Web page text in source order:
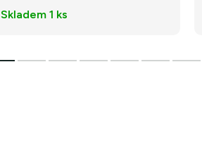
Skladem 1 ks